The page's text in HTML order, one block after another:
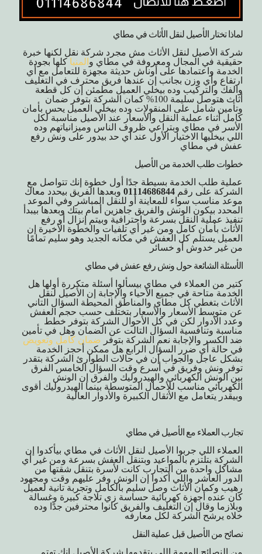
لماذا تختار الأصيل لنقل الأثاث في مطاي
شركة الأصيل لنقل الأثاث مش مجرد شركة نقل لكنها خبرة
حقيقية في المجال ومعروفة في مطاي و المنيا كلها بجودة
الخدمة واعتمادها على أوناش حديثة مجهزة للتعامل مع أي
ارتفاع وأي وزن بجانب إن عندها فريق محترف في التغليف
والفك والتركيب وده بيخلي العميل مطمئن إن كل قطعة
أثاث هتوصل سليمة 100% كمان الشركة بتوفر ضمان
وتأمين شامل على المنقولات وده بيخلي العميل يحس بأمان
كامل أثناء عملية النقل والأسعار عند الأصيل مناسبة لكل
الأسر في مطاي وبتراعي ظروف الناس وميزانياتهم وده
اللي بيخليها الاختيار الأول عند أي حد بيدور على ونش رفع
عفش في مطاي
خطوات طلب الخدمة من الأصيل
عملية طلب الخدمة بسيطة جدًا أول خطوة إنك تتواصل مع
الشركة على رقم 01114686844 وبعدها الفريق بيحدد معاك
موعد مناسب سواء للمعاينة أو للنقل المباشر وفي الموعد
المحدد بيكون الونش والفريق جاهزين أمام بيتك وبعدها بيبدأ
تنفيذ عملية النقل بسرعة واحترافية وبيتم إنزال أو رفع
الأثاث بأمان كامل ومن غير أي تلفيات والخطوة الأخيرة إن
العميل يستلم كل العفش في مكانه الجديد وهو سليم تمامًا
من غير خدوش أو خسائر
الأسئلة الشائعة حول ونش رفع عفش في مطاي
كتير من العملاء في مطاي بيسألوا أسئلة متكررة أولها هل
الخدمة متاحة في جميع الأحياء والإجابة إن الأصيل لنقل
الأثاث بتغطي كل مطاي والمناطق المحيطة السؤال التاني
عن متوسط الأسعار والأسعار بتختلف حسب حجم العفش
وعدد الأدوار لكن في كل الأحوال الشركة بتوفر خطط
مناسبة وتنافسية السؤال التالت عن الضمان وهل في تأمين
ضد الكسر والإجابة نعم الشركة بتوفر ضمان كامل وتعويض
في حالة أي ضرر السؤال الرابع هل ممكن أحجز الخدمة
بشكل عاجل والجواب إن في حالات الطوارئ الشركة بتقدر
توفر ونش وفريق في أسرع وقت السؤال الخامس الفرق
بين الونش الكهربائي والهيدروليك والفرق إن الونش
الكهربائي مناسب للأحمال المتوسطة بينما الهيدروليك أقوى
وبيقدر يتعامل مع الأثقال الكبيرة والأدوار العالية
تجارب العملاء مع الأصيل في مطاي
العملاء اللي جربوا الأصيل لنقل الأثاث في مطاي بيأكدوا إن
الشركة بتلتزم بالمواعيد وبتنقل العفش بسرعة ومن غير أي
مشاكل واحدة من التجارب كانت لأسرة بتنقل شقتها من
الدور العاشر واللي أكدوا إن الونش وفر عليهم وقت ومجهود
رهيب وكمان الأثاث وصل سليم بالكامل وتجربة تانية لعميل
كان عنده أجهزة كهربائية حساسة زي تلاجة كبيرة وغسالة
وبلازما وقال إن التغليف والفريق كانوا محترفين جدًا وده
خلاه يرشح الشركة لكل معارفه
نصائح من الأصيل قبل عملية النقل
من النصائح المهمة اللي بتقدمها شركة الأصيل إنك تهتم